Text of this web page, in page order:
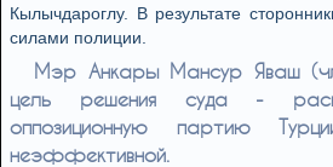
Кылычдароглу. В результате
силами полиции.
Мэр Анкары Мансур Яваш
цель решения суда -
оппозиционную партию
неэффективной.